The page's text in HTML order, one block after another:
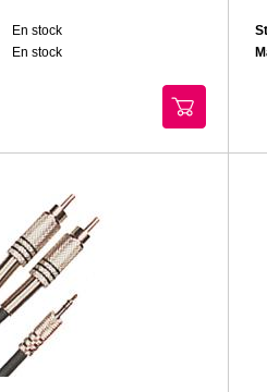
En stock
En stock